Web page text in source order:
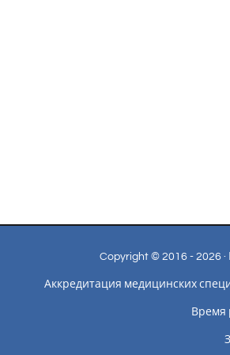
Copyright © 2016 - 2026
Аккредитация медицинских
Время